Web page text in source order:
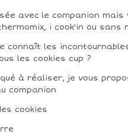
avec le companion mais
i cook'in ou sans
connaît les
les cookies cup ?
à réaliser, je vous
companion
cookies